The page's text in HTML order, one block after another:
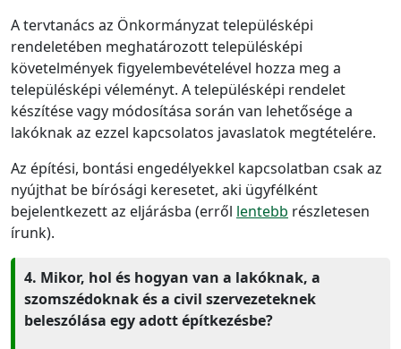
A tervtanács az Önkormányzat településképi
rendeletében meghatározott településképi
követelmények figyelembevételével hozza meg a
településképi véleményt. A településképi rendelet
készítése vagy módosítása során van lehetősége a
lakóknak az ezzel kapcsolatos javaslatok megtételére.
Az építési, bontási engedélyekkel kapcsolatban csak az
nyújthat be bírósági keresetet, aki ügyfélként
bejelentkezett az eljárásba (erről lentebb részletesen
írunk).
4. Mikor, hol és hogyan van a lakóknak, a
szomszédoknak és a civil szervezeteknek
beleszólása egy adott építkezésbe?